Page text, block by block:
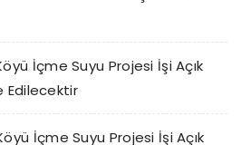
İçme Suyu Projesi İşi Açık
Edilecektir
İçme Suyu Projesi İşi Açık